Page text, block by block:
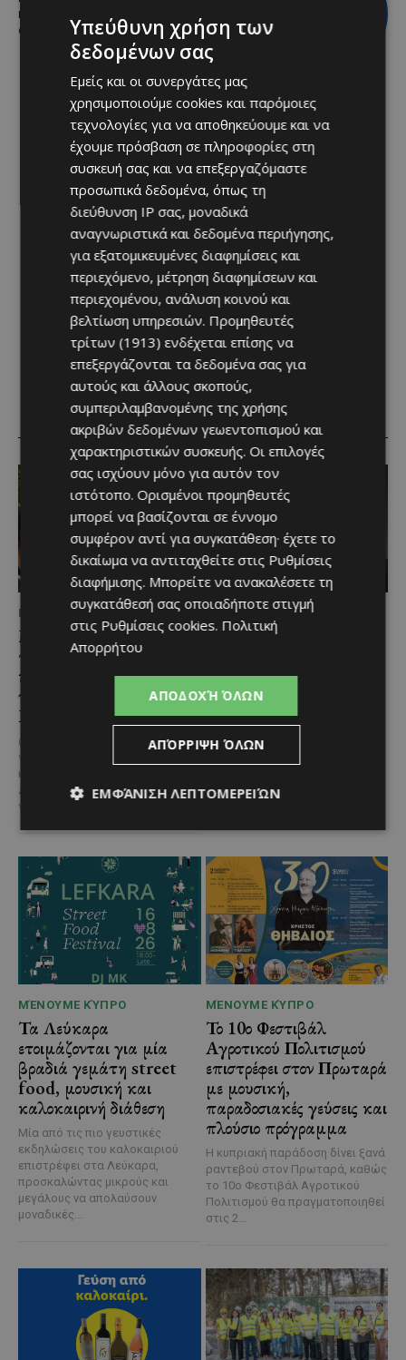
κορυφαία σχέση ποιότητας-τιμής
από τη Lidl Κύπρου
RELATED ARTICLES
ΜΈΝΟΥΜΕ ΕΝΗΜΕΡΩΜΈΝΟΙ
Μια βραδιά γεμάτη
παράδοση, μουσική και
κέφι στον Δελίκηπο για
τη γιορτή του
Χρυσοσώτηρος
@menoumekypro Μια βραδιά
γεμάτη παράδοση, μουσική, χορό
και αυθεντικές γεύσεις στον
Δελίκηπο!
Το κρητικό
γλέντι,...
ΜΈΝΟΥΜΕ ΚΎΠΡΟ
Βραδινή πεζοπορία στον
σου και θέα τις Περσείδες
Αν αγαπάς τις βόλτες στη φύση
και δεν αποχωρίζεσαι ποτέ τον
η εμπειρία...
ΜΈΝΟΥΜΕ ΚΎΠΡΟ
Τα Λεύκαρα
ετοιμάζονται για μία
βραδιά γεμάτη street
food, μουσική και
καλοκαιρινή διάθεση
Μία από τις πιο γευστικές
εκδηλώσεις του καλοκαιριού
επιστρέφει στα Λεύκαρα,
προσκαλώντας μικρούς και
μεγάλους να απολαύσουν
μοναδικές...
ΜΈΝΟΥΜΕ ΚΎΠΡΟ
Το 10ο Φεστιβάλ
Αγροτικού Πολιτισμού
επιστρέφει στον Πρωταρά
με μουσική,
παραδοσιακές γεύσεις και
πλούσιο πρόγραμμα
Η κυπριακή παράδοση δίνει ξανά
ραντεβού στον Πρωταρά, καθώς
το 10ο Φεστιβάλ Αγροτικού
Πολιτισμού θα πραγματοποιηθεί
στις 2...
Υπεύθυνη χρήση των
δεδομένων σας
Εμείς και οι συνεργάτες μας
χρησιμοποιούμε cookies και παρόμοιες
τεχνολογίες για να αποθηκεύουμε και να
έχουμε πρόσβαση σε πληροφορίες στη
συσκευή σας και να επεξεργαζόμαστε
προσωπικά δεδομένα, όπως τη
διεύθυνση IP σας, μοναδικά
αναγνωριστικά και δεδομένα περιήγησης,
για εξατομικευμένες διαφημίσεις και
περιεχόμενο, μέτρηση διαφημίσεων και
περιεχομένου, ανάλυση κοινού και
βελτίωση υπηρεσιών. Προμηθευτές
τρίτων (1913) ενδέχεται επίσης να
επεξεργάζονται τα δεδομένα σας για
αυτούς και άλλους σκοπούς,
συμπεριλαμβανομένης της χρήσης
ακριβών δεδομένων γεωεντοπισμού και
χαρακτηριστικών συσκευής. Οι επιλογές
σας ισχύουν μόνο για αυτόν τον
ιστότοπο. Ορισμένοι προμηθευτές
μπορεί να βασίζονται σε έννομο
συμφέρον αντί για συγκατάθεση· έχετε το
δικαίωμα να αντιταχθείτε στις Ρυθμίσεις
διαφήμισης. Μπορείτε να ανακαλέσετε τη
συγκατάθεσή σας οποιαδήποτε στιγμή
στις Ρυθμίσεις cookies. Πολιτική
Απορρήτου
ΑΠΟΔΟΧΉ ΌΛΩΝ
ΑΠΌΡΡΙΨΗ ΌΛΩΝ
ΕΜΦΆΝΙΣΗ ΛΕΠΤΟΜΕΡΕΙΏΝ